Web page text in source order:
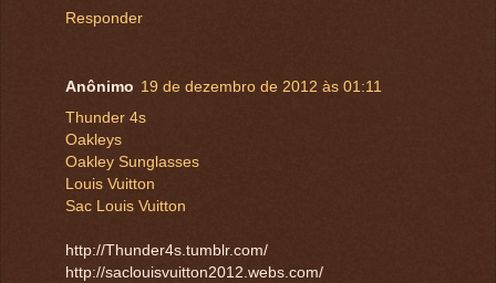
Responder
Anônimo 19 de dezembro de 2012 às 01:11
Thunder 4s
Oakleys
Oakley Sunglasses
Louis Vuitton
Sac Louis Vuitton
http://Thunder4s.tumblr.com/
http://saclouisvuitton2012.webs.com/